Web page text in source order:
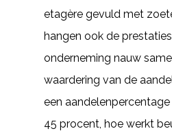
etagère gevuld met
hangen ook de
onderneming nauw
waardering van de
een
45 procent, hoe werkt